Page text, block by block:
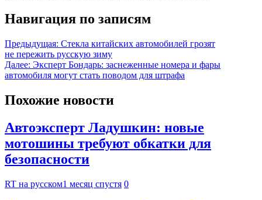
Навигация по записям
Предыдущая: Стекла китайских автомобилей грозят
не пережить русскую зиму
Далее: Эксперт Бондарь: заснеженные номера и фары
автомобиля могут стать поводом для штрафа
Похожие новости
Автоэксперт Ладушкин: новые
мотошины требуют обкатки для
безопасности
RT на русском1 месяц спустя 0